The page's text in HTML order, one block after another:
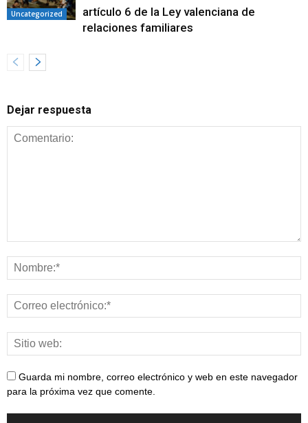
Uncategorized
artículo 6 de la Ley valenciana de
relaciones familiares
Dejar respuesta
Guarda mi nombre, correo electrónico y web en este navegador
para la próxima vez que comente.